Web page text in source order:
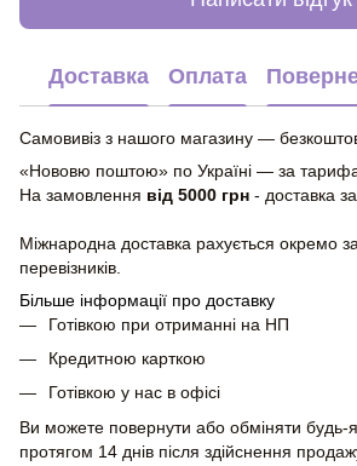
Доставка Оплата
Самовивіз з нашого магазину —
«Нововю поштою» по Україні — за
На замовлення від 5000 грн - доставка
Міжнародна доставка рахується окремо
перевізників.
Більше інформації про доставку
Готівкою при отриманні на НП
Кредитною карткою
Готівкою у нас в офісі
Ви можете повернути або обміняти будь-
протягом 14 днів після здійснення